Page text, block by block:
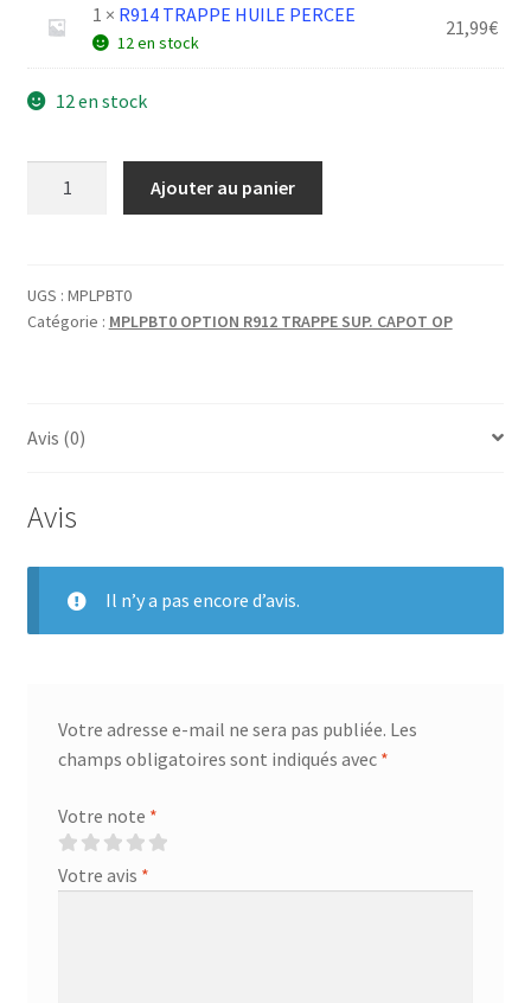
1 × R914 TRAPPE HUILE PERCEE
12 en stock
21,99€
12 en stock
TRAPPE
SUP.
Ajouter au panier
UGS : MPLPBT0
Catégorie : MPLPBT0 OPTION R912 TRAPPE SUP. CAPOT OP
Avis (0)
Avis
Il n’y a pas encore d’avis.
Votre adresse e-mail ne sera pas publiée. Les
champs obligatoires sont indiqués avec *
Votre note *
Votre avis *